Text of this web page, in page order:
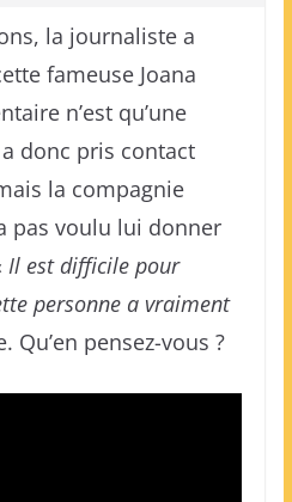
la journaliste a
fameuse Joana
n’est qu’une
donc pris contact
la compagnie
pas voulu lui donner
Il est difficile pour
personne a vraiment
Qu’en pensez-vous ?